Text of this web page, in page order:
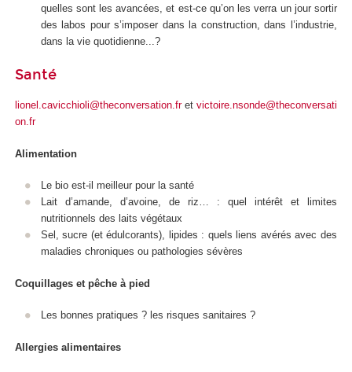
quelles sont les avancées, et est-ce qu’on les verra un jour sortir
des labos pour s’imposer dans la construction, dans l’industrie,
dans la vie quotidienne...?
Santé
lionel.cavicchioli@theconversation.fret victoire.nsonde@theconversati
on.fr
Alimentation
Le bio est-il meilleur pour la santé
Lait d’amande, d’avoine, de riz… : quel intérêt et limites
nutritionnels des laits végétaux
Sel, sucre (et édulcorants), lipides : quels liens avérés avec des
maladies chroniques ou pathologies sévères
Coquillages et pêche à pied
Les bonnes pratiques ? les risques sanitaires ?
Allergies alimentaires